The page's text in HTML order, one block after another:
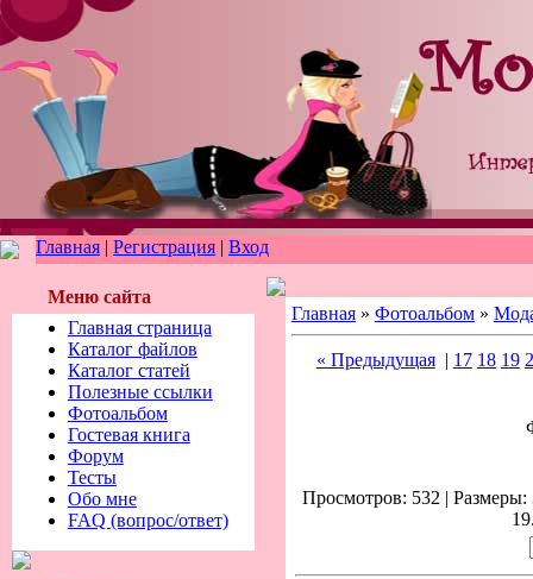
Главная | Регистрация | Вход
Меню сайта
Главная страница
Каталог файлов
Каталог статей
Полезные ссылки
Фотоальбом
Гостевая книга
Форум
Тесты
Обо мне
FAQ (вопрос/ответ)
Главная» Фотоальбом»
« Предыдущая| 17 18 19
Просмотров: 532 |